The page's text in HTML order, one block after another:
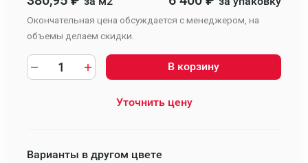
Окончательная цена обсуждается с менеджером, на
объемы делаем скидки.
В корзину
Уточнить цену
Варианты в другом цвете